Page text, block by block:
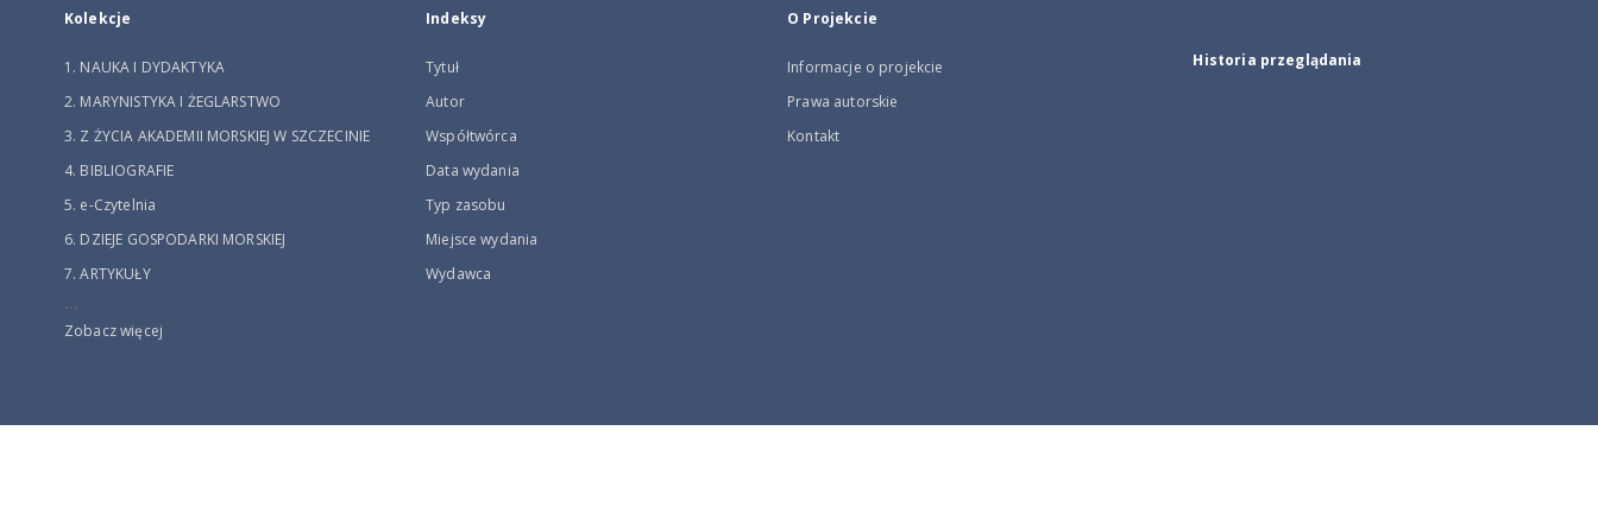
Kolekcje
1. NAUKA I DYDAKTYKA
2. MARYNISTYKA I ŻEGLARSTWO
3. Z ŻYCIA AKADEMII MORSKIEJ W SZCZECINIE
4. BIBLIOGRAFIE
5. e-Czytelnia
6. DZIEJE GOSPODARKI MORSKIEJ
7. ARTYKUŁY
...
Zobacz więcej
Indeksy
Tytuł
Autor
Współtwórca
Data wydania
Typ zasobu
Miejsce wydania
Wydawca
O Projekcie
Informacje o projekcie
Prawa autorskie
Kontakt
Historia przeglądania